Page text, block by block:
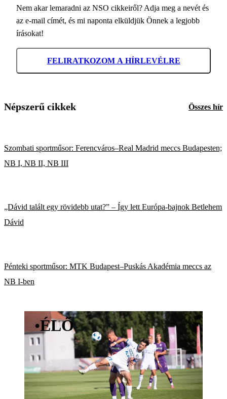
Nem akar lemaradni az NSO cikkeiről? Adja meg a nevét és
az e-mail címét, és mi naponta elküldjük Önnek a legjobb
írásokat!
FELIRATKOZOM A HÍRLEVÉLRE
Népszerű cikkek Összes hír
Szombati sportműsor: Ferencváros–Real Madrid meccs Budapesten;
NB I, NB II, NB III
„Dávid talált egy rövidebb utat?” – Így lett Európa-bajnok Betlehem
Dávid
Pénteki sportműsor: MTK Budapest–Puskás Akadémia meccs az
NB I-ben
•ÉLŐ